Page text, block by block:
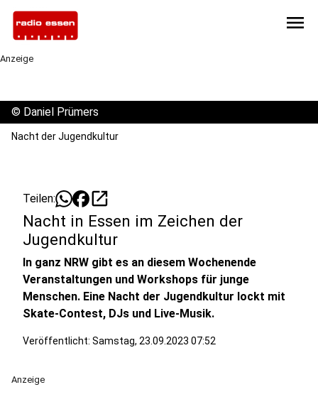
menu
Anzeige
© Daniel Prümers
Nacht der Jugendkultur
Teilen: open_in_new
Nacht in Essen im Zeichen der
Jugendkultur
In ganz NRW gibt es an diesem Wochenende
Veranstaltungen und Workshops für junge
Menschen. Eine Nacht der Jugendkultur lockt mit
Skate-Contest, DJs und Live-Musik.
Veröffentlicht: Samstag, 23.09.2023 07:52
Anzeige